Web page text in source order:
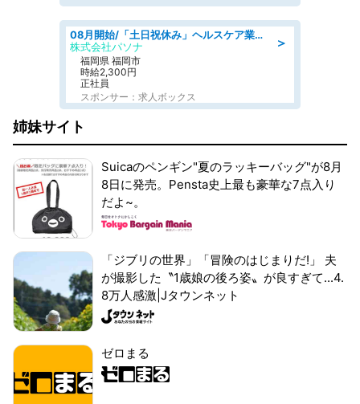
＞
08月開始/「土日祝休み」ヘルスケア業界の産業保健師/高時給/未経験OK/要資格:保健師、正看護師
株式会社パソナ
福岡県 福岡市
時給2,300円
正社員
スポンサー：求人ボックス
姉妹サイト
Suicaのペンギン"夏のラッキーバッグ"が8月
8日に発売。Pensta史上最も豪華な7点入り
だよ~。
「ジブリの世界」「冒険のはじまりだ!」 夫
が撮影した〝1歳娘の後ろ姿〟が良すぎて...4.
8万人感激|Jタウンネット
ゼロまる